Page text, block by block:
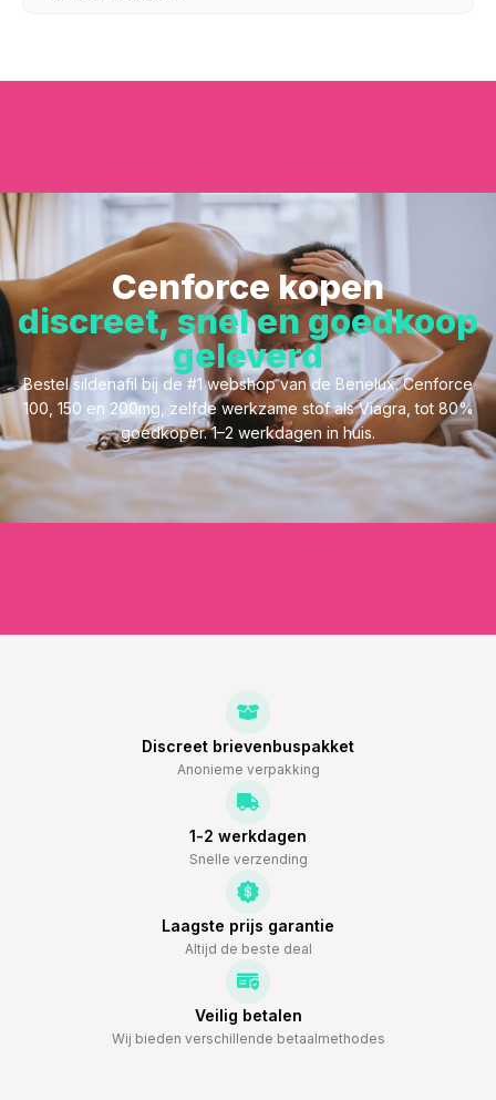
Cenforce kopen
discreet, snel en goedkoop
geleverd
Bestel sildenafil bij de #1 webshop van de Benelux. Cenforce
100, 150 en 200mg, zelfde werkzame stof als Viagra, tot 80%
goedkoper. 1–2 werkdagen in huis.
Discreet brievenbuspakket
Anonieme verpakking
1-2 werkdagen
Snelle verzending
Laagste prijs garantie
Altijd de beste deal
Veilig betalen
Wij bieden verschillende betaalmethodes